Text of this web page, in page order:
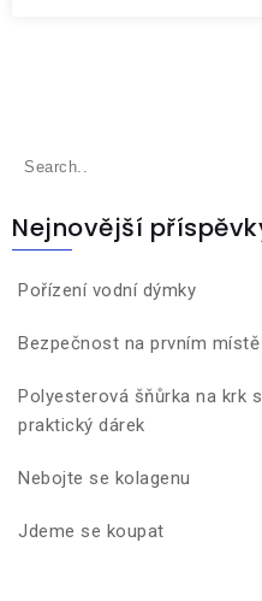
Nejnovější
Pořízení vodní dýmky
Bezpečnost na prvním místě
Polyesterová šňůrka na krk
praktický dárek
Nebojte se kolagenu
Jdeme se koupat